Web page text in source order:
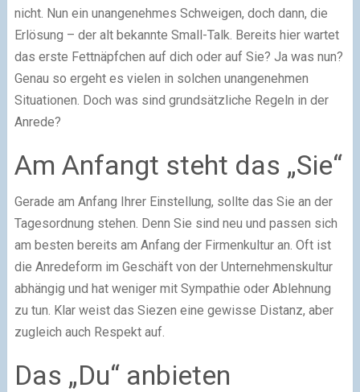
nicht. Nun ein unangenehmes Schweigen, doch dann, die
Erlösung – der alt bekannte Small-Talk. Bereits hier wartet
das erste Fettnäpfchen auf dich oder auf Sie? Ja was nun?
Genau so ergeht es vielen in solchen unangenehmen
Situationen. Doch was sind grundsätzliche Regeln in der
Anrede?
Am Anfangt steht das „Sie“
Gerade am Anfang Ihrer Einstellung, sollte das Sie an der
Tagesordnung stehen. Denn Sie sind neu und passen sich
am besten bereits am Anfang der Firmenkultur an. Oft ist
die Anredeform im Geschäft von der Unternehmenskultur
abhängig und hat weniger mit Sympathie oder Ablehnung
zu tun. Klar weist das Siezen eine gewisse Distanz, aber
zugleich auch Respekt auf.
Das „Du“ anbieten